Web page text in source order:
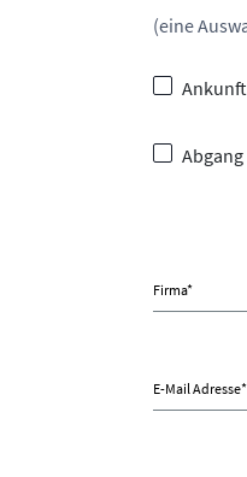
(eine
Ankunft
Abgang
Firma*
E-Mail Adresse*